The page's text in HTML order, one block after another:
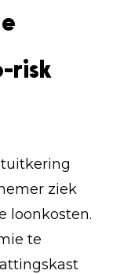
risk
ziek
loonkosten.
te